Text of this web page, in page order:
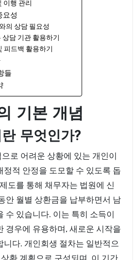
이행 관리
요성
의 상담 필요성
상담 기관 활용하기
피드백 활용하기
들
기본 개념
무엇인가?
로 어려운 상황에 있는 개인이
정적 안정을 도모할 수 있도록 돕
도를 통해 채무자는 법원에 신
안 월별 상환금을 납부하면서 남
수 있습니다. 이는 특히 소득이
경우에 유용하며, 새로운 시작을
니다. 개인회생 절차는 일반적으
환 계획으로 구성되며, 이 기간